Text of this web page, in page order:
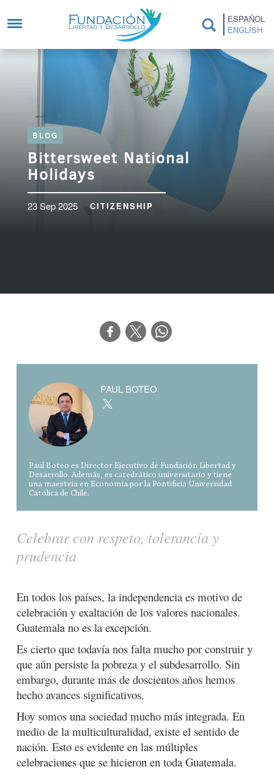
ESPAÑOL
ENGLISH
BLOG
Bittersweet National
Holidays
23 Sep 2025 CITIZENSHIP
Celebrar con respeto, tolerancia y
prudencia
En todos los países, la independencia es motivo de
celebración y exaltación de los valores nacionales.
Guatemala no es la excepción.
Es cierto que todavía nos falta mucho por construir y
que aún persiste la pobreza y el subdesarrollo. Sin
embargo, durante más de doscientos años hemos
hecho avances significativos.
Hoy somos una sociedad mucho más integrada. En
medio de la multiculturalidad, existe el sentido de
nación. Esto es evidente en las múltiples
celebraciones que se hicieron en toda Guatemala.
PAUL BOTEO
Paul Boteo es Director Ejecutivo de Fundación Libertad y
Desarrollo. Además, es catedrático universitario y tiene
una maestría en Economía por la Pontificia Universidad
Católica de Chile.